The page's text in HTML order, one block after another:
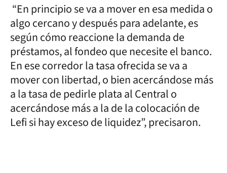
“En principio se va a mover en esa medida o
algo cercano y después para adelante, es
según cómo reaccione la demanda de
préstamos, al fondeo que necesite el banco.
En ese corredor la tasa ofrecida se va a
mover con libertad, o bien acercándose más
a la tasa de pedirle plata al Central o
acercándose más a la de la colocación de
Lefi si hay exceso de liquidez”, precisaron.